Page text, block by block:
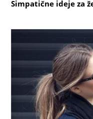
Simpatične ideje za